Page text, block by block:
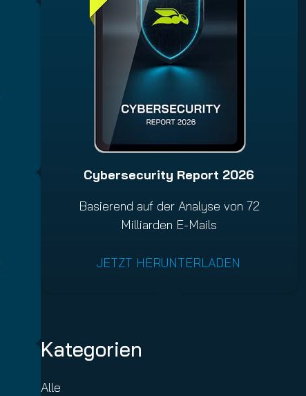
Cybersecurity Report 2026
Basierend auf der Analyse von 72
Milliarden E-Mails
JETZT HERUNTERLADEN
Kategorien
Alle